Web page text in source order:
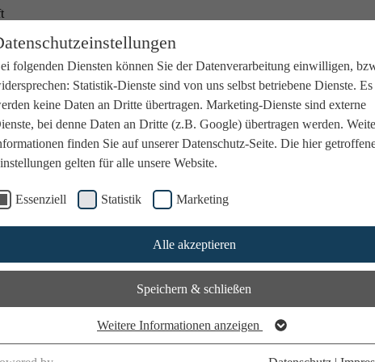
folgenden Diensten können Sie der Datenverarbeitung einwilligen,
Statistik-Dienste sind von uns selbst betriebene Dienste. Es
keine Daten an Dritte übertragen. Marketing-Dienste sind externe
bei denne Daten an Dritte (z.B. Google) übertragen werden.
finden Sie auf unserer Datenschutz-Seite. Die hier
gelten für alle unsere Website.
Essenziell Statistik Marketing
Alle akzeptieren
Speichern & schließen
Weitere Informationen anzeigen